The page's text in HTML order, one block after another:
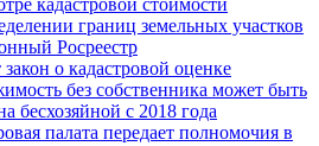
границ земельных участков
Росреестр
о кадастровой оценке
без собственника может быть
бесхозяйной с 2018 года
палата передает полномочия в